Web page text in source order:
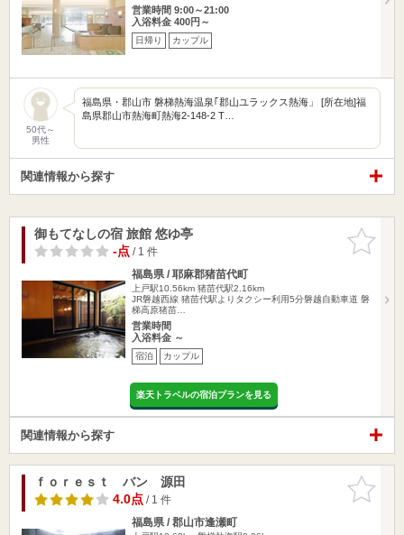
営業時間 9:00～21:00
入浴料金 400円～
日帰り カップル
50代～
男性
福島県・郡山市 磐梯熱海温泉｢郡山ユラックス熱海」 [所在地]福
島県郡山市熱海町熱海2-148-2 T…
関連情報から探す
お気に入
りに追加
御もてなしの宿 旅館 悠ゆ亭
-点/ 1 件
福島県 / 耶麻郡猪苗代町
上戸駅10.56km 猪苗代駅2.16km
JR磐越西線 猪苗代駅よりタクシー利用5分磐越自動車道 磐
梯高原猪苗…
営業時間
入浴料金 ～
宿泊 カップル
楽天トラベルの宿泊プランを見る
関連情報から探す
お気に入
りに追加
ｆｏｒｅｓｔ バン 源田
4.0点/ 1 件
福島県 / 郡山市逢瀬町